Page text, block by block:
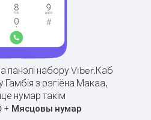
панэлі набору Viber.Каб
Гамбія з рэгіёна Макаа,
нумар такім
+ Мясцовы нумар